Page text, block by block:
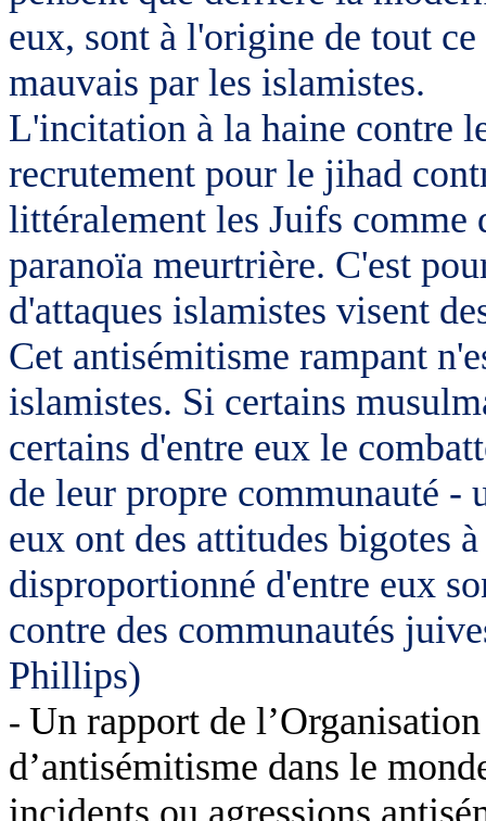
eux, sont à l'origine de tout
mauvais par les islamistes.
L'incitation à la haine contre
recrutement pour le jihad
littéralement les Juifs comme
paranoïa meurtrière. C'est
d'attaques islamistes visent
Cet antisémitisme rampant
islamistes. Si certains
certains d'entre eux le
de leur propre communauté -
eux ont des attitudes bigotes
disproportionné d'entre eux
contre des communautés
Phillips)
- Un rapport de
d’antisémitisme dans le
incidents ou agressions